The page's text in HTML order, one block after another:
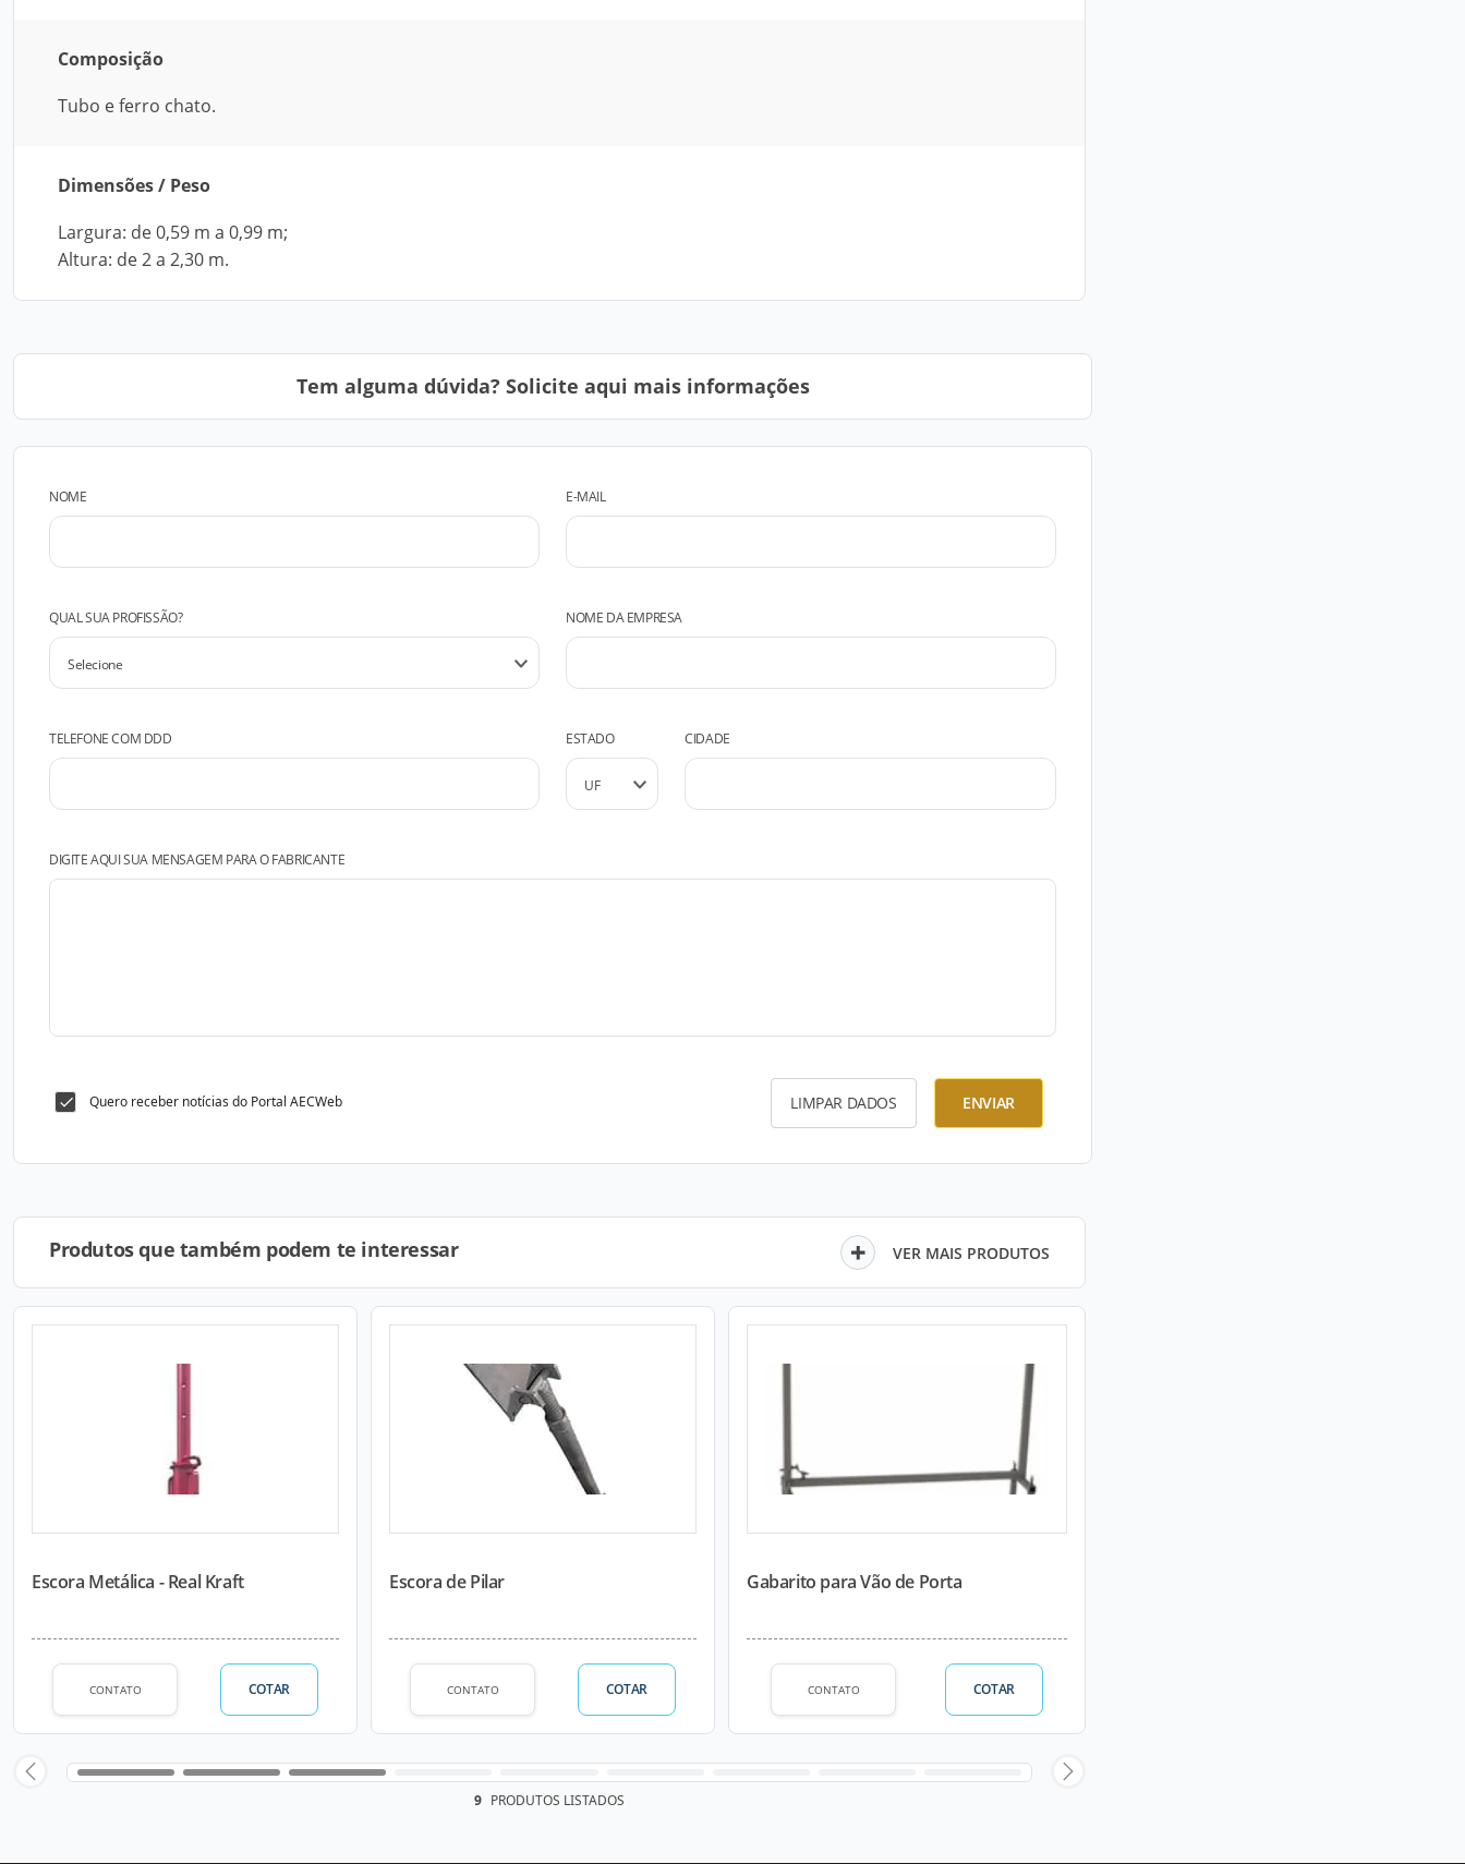
Composição
Tubo e ferro chato.
Dimensões / Peso
Largura: de 0,59 m a 0,99 m;
Altura: de 2 a 2,30 m.
Tem alguma dúvida? Solicite aqui mais informações
NOME E-MAIL
QUAL SUA PROFISSÃO? NOME DA EMPRESA
TELEFONE COM DDD ESTADO CIDADE
DIGITE AQUI SUA MENSAGEM PARA O FABRICANTE
Quero receber notícias do Portal AECWeb LIMPAR DADOS ENVIAR
Produtos que também podem te interessar VER MAIS PRODUTOS
Escora Metálica - Real Kraft
CONTATO COTAR
Escora de Pilar
CONTATO COTAR
Gabarito para Vão de Porta
CONTATO COTAR
9 PRODUTOS LISTADOS